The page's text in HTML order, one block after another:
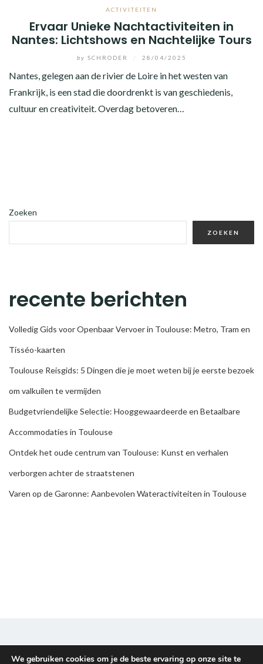
ACTIVITEITEN
Ervaar Unieke Nachtactiviteiten in
Nantes: Lichtshows en Nachtelijke Tours
by SCHRODER 28/04/2025
Nantes, gelegen aan de rivier de Loire in het westen van
Frankrijk, is een stad die doordrenkt is van geschiedenis,
cultuur en creativiteit. Overdag betoveren…
Zoeken
ZOEKEN
recente berichten
Volledig Gids voor Openbaar Vervoer in Toulouse: Metro, Tram en
Tisséo-kaarten
Toulouse Reisgids: 5 Dingen die je moet weten bij je eerste bezoek
om valkuilen te vermijden
Budgetvriendelijke Selectie: Hooggewaardeerde en Betaalbare
Accommodaties in Toulouse
Ontdek het oude centrum van Toulouse: Kunst en verhalen
verborgen achter de straatstenen
Varen op de Garonne: Aanbevolen Wateractiviteiten in Toulouse
Disclaimer & Privacy policy
We gebruiken cookies om je de beste ervaring op onze site te